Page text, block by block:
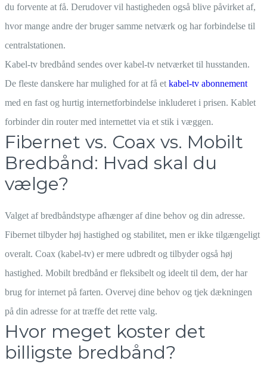
du forvente at få. Derudover vil hastigheden også blive påvirket af,
hvor mange andre der bruger samme netværk og har forbindelse til
centralstationen.
Kabel-tv bredbånd sendes over kabel-tv netværket til husstanden.
De fleste danskere har mulighed for at få et kabel-tv abonnement
med en fast og hurtig internetforbindelse inkluderet i prisen. Kablet
forbinder din router med internettet via et stik i væggen.
Fibernet vs. Coax vs. Mobilt
Bredbånd: Hvad skal du
vælge?
Valget af bredbåndstype afhænger af dine behov og din adresse.
Fibernet tilbyder høj hastighed og stabilitet, men er ikke tilgængeligt
overalt. Coax (kabel-tv) er mere udbredt og tilbyder også høj
hastighed. Mobilt bredbånd er fleksibelt og ideelt til dem, der har
brug for internet på farten. Overvej dine behov og tjek dækningen
på din adresse for at træffe det rette valg.
Hvor meget koster det
billigste bredbånd?